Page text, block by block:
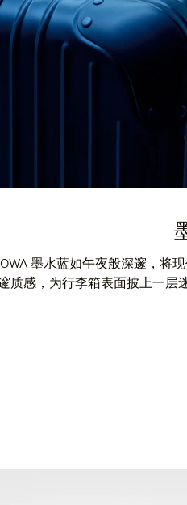
墨水蓝如午夜般深邃，将
质感，为行李箱表面披上一层